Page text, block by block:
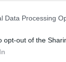
Data Processing
opt-out of the